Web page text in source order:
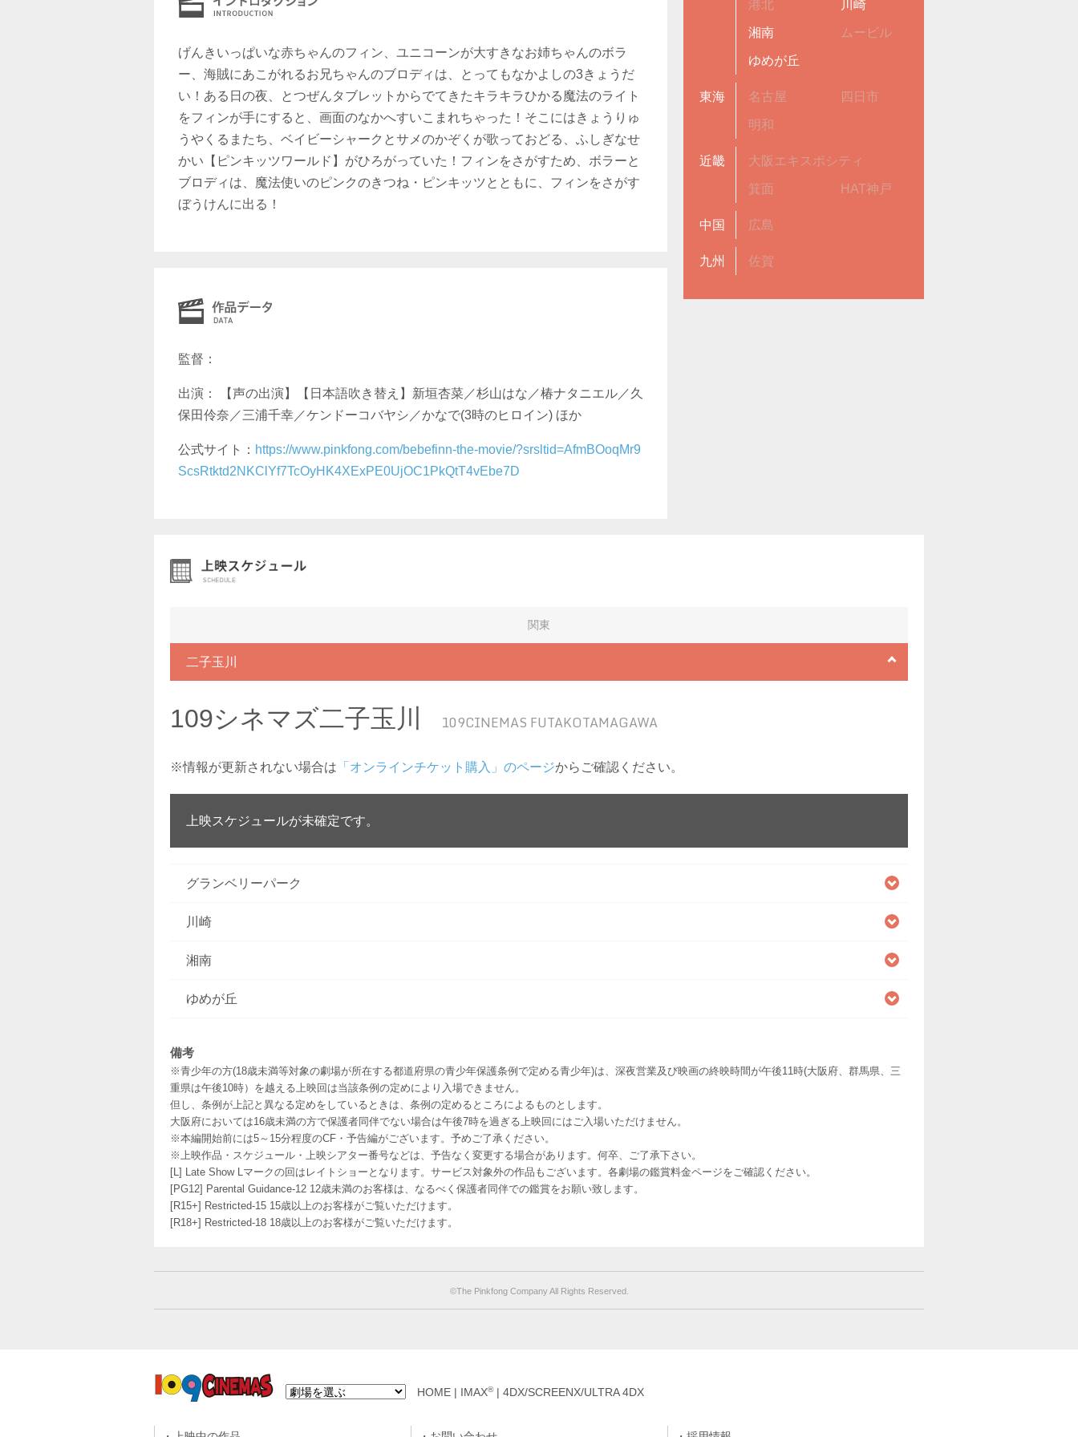
げんきいっぱいな赤ちゃんのフィン、ユニコーンが大すきなお姉ちゃんのボラ
ー、海賊にあこがれるお兄ちゃんのブロディは、とってもなかよしの3きょうだ
い！ある日の夜、とつぜんタブレットからでてきたキラキラひかる魔法のライト
をフィンが手にすると、画面のなかへすいこまれちゃった！そこにはきょうりゅ
うやくるまたち、ベイビーシャークとサメのかぞくが歌っておどる、ふしぎなせ
かい【ピンキッツワールド】がひろがっていた！フィンをさがすため、ボラーと
ブロディは、魔法使いのピンクのきつね・ピンキッツとともに、フィンをさがす
ぼうけんに出る！
監督：
出演： 【声の出演】【日本語吹き替え】新垣杏菜／杉山はな／椿ナタニエル／久
保田伶奈／三浦千幸／ケンドーコバヤシ／かなで(3時のヒロイン) ほか
公式サイト： https://www.pinkfong.com/bebefinn-the-movie/?srsltid=AfmBOoqMr9
ScsRtktd2NKClYf7TcOyHK4XExPE0UjOC1PkQtT4vEbe7D
港北 川崎
湘南 ムービル
ゆめが丘
東海 名古屋 四日市
明和
近畿 大阪エキスポシティ
箕面 HAT神戸
中国 広島
九州 佐賀
関東
二子玉川
109シネマズ二子玉川 109CINEMAS FUTAKOTAMAGAWA
※情報が更新されない場合は 「オンラインチケット購入」のページからご確認ください。
上映スケジュールが未確定です。
グランベリーパーク
川崎
湘南
ゆめが丘
備考
※青少年の方(18歳未満等対象の劇場が所在する都道府県の青少年保護条例で定める青少年)は、深夜営業及び映画の終映時間が午後11時(大阪府、群馬県、三
重県は午後10時）を越える上映回は当該条例の定めにより入場できません。
但し、条例が上記と異なる定めをしているときは、条例の定めるところによるものとします。
大阪府においては16歳未満の方で保護者同伴でない場合は午後7時を過ぎる上映回にはご入場いただけません。
※本編開始前には5～15分程度のCF・予告編がございます。予めご了承ください。
※上映作品・スケジュール・上映シアター番号などは、予告なく変更する場合があります。何卒、ご了承下さい。
[L] Late Show Lマークの回はレイトショーとなります。サービス対象外の作品もございます。各劇場の鑑賞料金ページをご確認ください。
[PG12] Parental Guidance-12 12歳未満のお客様は、なるべく保護者同伴での鑑賞をお願い致します。
[R15+] Restricted-15 15歳以上のお客様がご覧いただけます。
[R18+] Restricted-18 18歳以上のお客様がご覧いただけます。
©︎The Pinkfong Company All Rights Reserved.
HOME IMAX®| 4DX/SCREENX/ULTRA 4DX